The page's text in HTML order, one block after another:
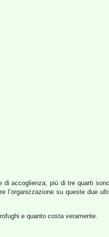
accoglienza; più di tre quarti
l’organizzazione su queste due
e quanto costa veramente.